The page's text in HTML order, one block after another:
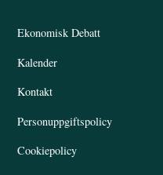
Ekonomisk Debatt
Kalender
Kontakt
Personuppgiftspolicy
Cookiepolicy